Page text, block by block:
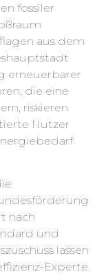
fossiler
aus dem
erneuerbarer
die eine
riskieren
Nutzer
nach
und
lassen
Experte